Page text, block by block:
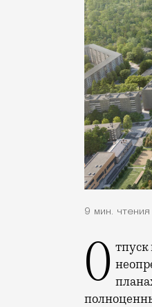
9 мин. чтения
Отпуск в этом году у меня кочует: сначала переехал на август, потом в область